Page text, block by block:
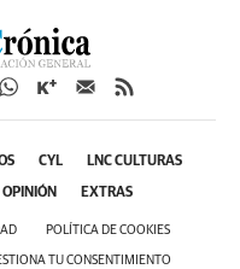
CYL LNC CULTURAS
OPINIÓN EXTRAS
POLÍTICA DE COOKIES
TU CONSENTIMIENTO